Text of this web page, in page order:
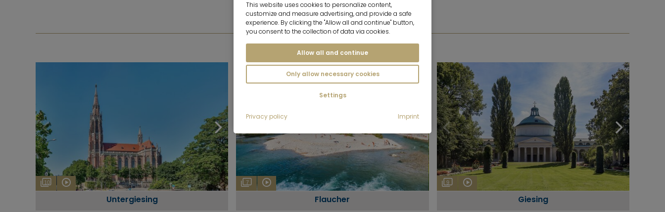
GALLERIA
10
Untergiesing
7
Flaucher
9
Giesing
This website uses cookies to personalize content,
customize and measure advertising, and provide a safe
experience. By clicking the "Allow all and continue" button,
you consent to the collection of data via cookies.
Allow all and continue
Only allow necessary cookies
Settings
Privacy policy Imprint